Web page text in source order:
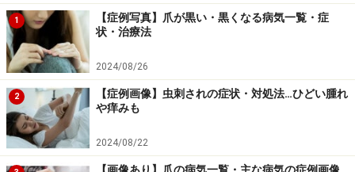
免責事項
1
【症例写真】爪が黒い・黒くなる病気一覧・症
状・治療法
2024/08/26
2
【症例画像】虫刺されの症状・対処法…ひどい腫れ
や痒みも
2024/08/22